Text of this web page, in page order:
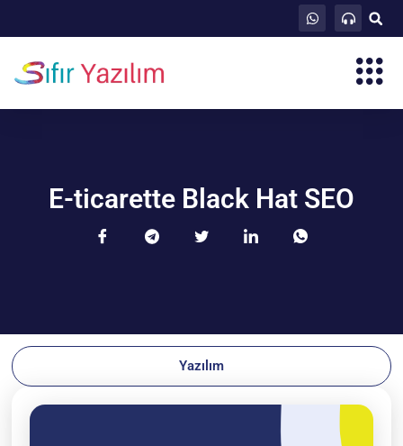
E-ticarette Black Hat SEO
Yazılım